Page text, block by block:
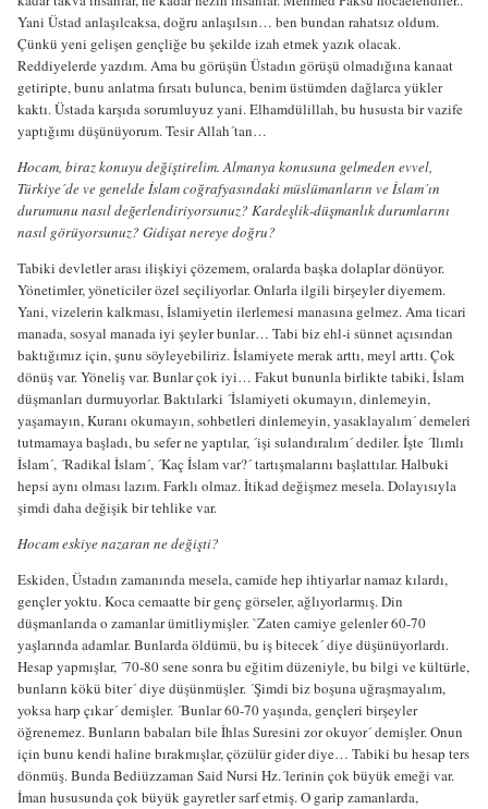
Yani Üstad anlaşılcaksa, doğru anlaşılsın… ben bundan rahatsız oldum.
Çünkü yeni gelişen gençliğe bu şekilde izah etmek yazık olacak.
Reddiyelerde yazdım. Ama bu görüşün Üstadın görüşü olmadığına kanaat
getiripte, bunu anlatma fırsatı bulunca, benim üstümden dağlarca yükler
kaktı. Üstada karşıda sorumluyuz yani. Elhamdülillah, bu hususta bir vazife
yaptığımı düşünüyorum. Tesir Allah´tan…
Hocam, biraz konuyu değiştirelim. Almanya konusuna gelmeden evvel,
Türkiye´de ve genelde İslam coğrafyasındaki müslümanların ve İslam´ın
durumunu nasıl değerlendiriyorsunuz? Kardeşlik-düşmanlık durumlarını
nasıl görüyorsunuz? Gidişat nereye doğru?
Tabiki devletler arası ilişkiyi çözemem, oralarda başka dolaplar dönüyor.
Yönetimler, yöneticiler özel seçiliyorlar. Onlarla ilgili birşeyler diyemem.
Yani, vizelerin kalkması, İslamiyetin ilerlemesi manasına gelmez. Ama ticari
manada, sosyal manada iyi şeyler bunlar… Tabi biz ehl-i sünnet açısından
baktığımız için, şunu söyleyebiliriz. İslamiyete merak arttı, meyl arttı. Çok
dönüş var. Yöneliş var. Bunlar çok iyi… Fakut bununla birlikte tabiki, İslam
düşmanları durmuyorlar. Baktılarki ´İslamiyeti okumayın, dinlemeyin,
yaşamayın, Kuranı okumayın, sohbetleri dinlemeyin, yasaklayalım´ demeleri
tutmamaya başladı, bu sefer ne yaptılar, ´işi sulandıralım´ dediler. İşte ´Ilımlı
İslam´, ´Radikal İslam´, ´Kaç İslam var?´ tartışmalarını başlattılar. Halbuki
hepsi aynı olması lazım. Farklı olmaz. İtikad değişmez mesela. Dolayısıyla
şimdi daha değişik bir tehlike var.
Hocam eskiye nazaran ne değişti?
Eskiden, Üstadın zamanında mesela, camide hep ihtiyarlar namaz kılardı,
gençler yoktu. Koca cemaatte bir genç görseler, ağlıyorlarmış. Din
düşmanlarıda o zamanlar ümitliymişler. `Zaten camiye gelenler 60-70
yaşlarında adamlar. Bunlarda öldümü, bu iş bitecek´ diye düşünüyorlardı.
Hesap yapmışlar, ´70-80 sene sonra bu eğitim düzeniyle, bu bilgi ve kültürle,
bunların kökü biter´ diye düşünmüşler. ´Şimdi biz boşuna uğraşmayalım,
yoksa harp çıkar´ demişler. ´Bunlar 60-70 yaşında, gençleri birşeyler
öğrenemez. Bunların babaları bile İhlas Suresini zor okuyor´ demişler. Onun
için bunu kendi haline bırakmışlar, çözülür gider diye… Tabiki bu hesap ters
dönmüş. Bunda Bediüzzaman Said Nursi Hz.´lerinin çok büyük emeği var.
İman hususunda çok büyük gayretler sarf etmiş. O garip zamanlarda,